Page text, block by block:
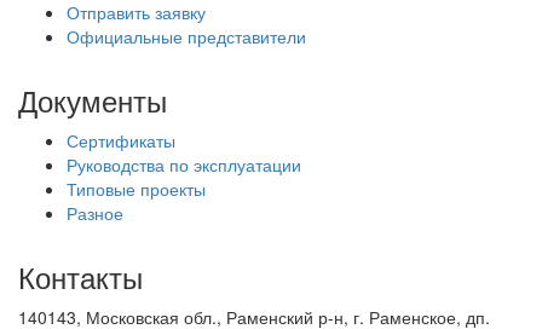
Отправить заявку
Официальные представители
Документы
Сертификаты
Руководства по эксплуатации
Типовые проекты
Разное
Контакты
140143, Московская обл., Раменский р-н, г. Раменское, дп.